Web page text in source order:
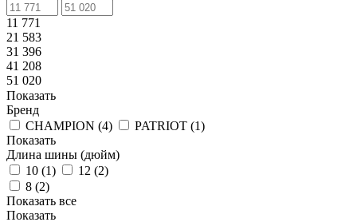
11 771
21 583
31 396
41 208
51 020
Показать
Бренд
CHAMPION (4) PATRIOT (1)
Показать
Длина шины (дюйм)
10 (1) 12 (2)
8 (2)
Показать все
Показать